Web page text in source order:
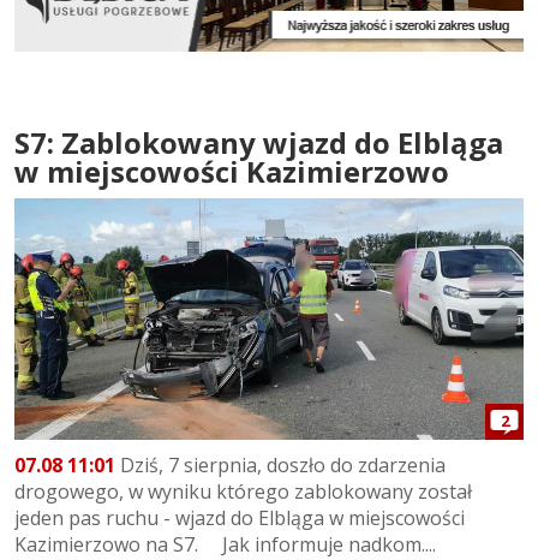
S7: Zablokowany wjazd do Elbląga
w miejscowości Kazimierzowo
2
07.08 11:01 Dziś, 7 sierpnia, doszło do zdarzenia
drogowego, w wyniku którego zablokowany został
jeden pas ruchu - wjazd do Elbląga w miejscowości
Kazimierzowo na S7. Jak informuje nadkom....